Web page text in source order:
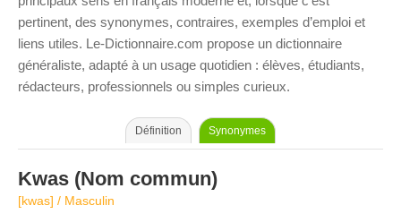
pertinent, des synonymes, contraires, exemples d’emploi et
liens utiles. Le-Dictionnaire.com propose un dictionnaire
généraliste, adapté à un usage quotidien : élèves, étudiants,
rédacteurs, professionnels ou simples curieux.
Définition Synonymes
Kwas (Nom commun)
[kwas] / Masculin